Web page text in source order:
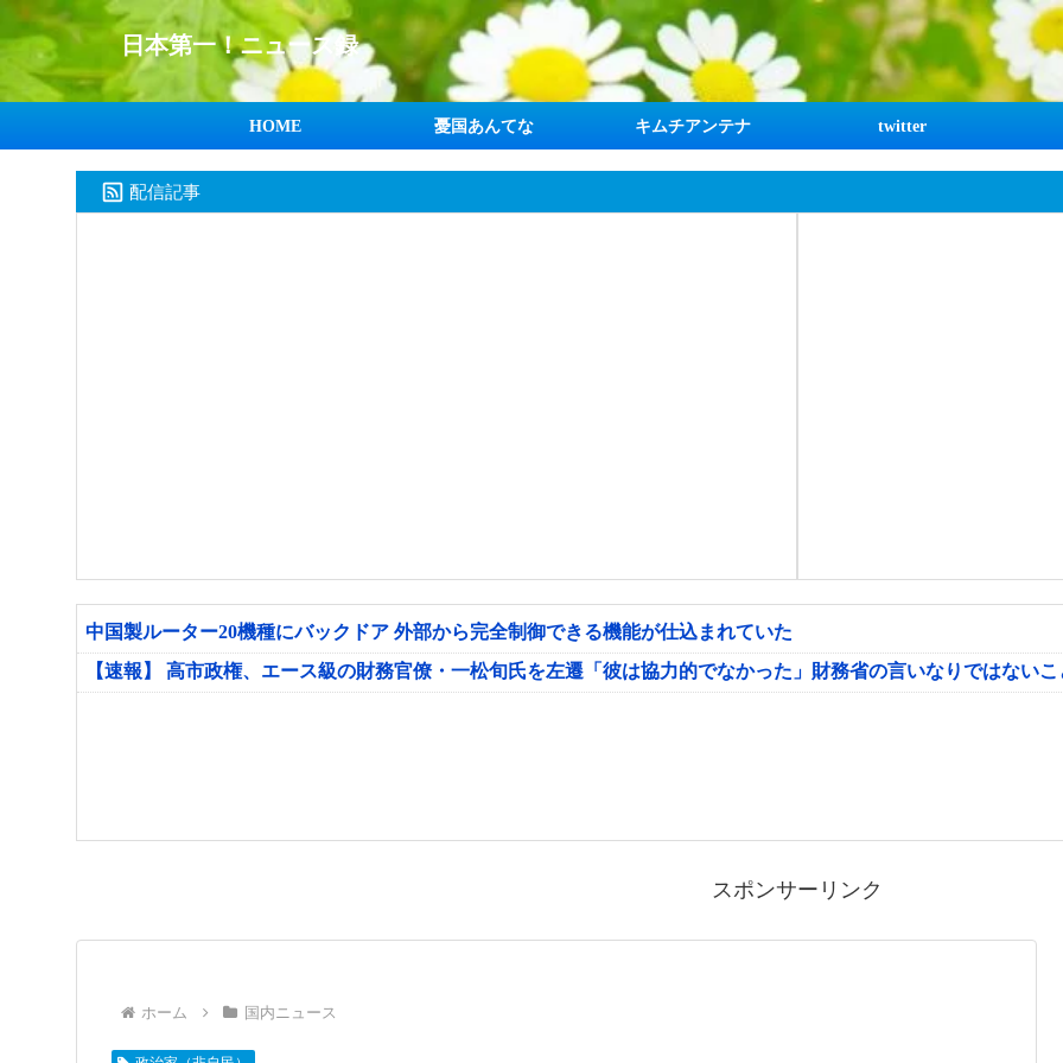
日本第一！ニュース録
HOME 憂国あんてな キムチアンテナ twitter
配信記事
中国製ルーター20機種にバックドア 外部から完全制御できる機能が仕込まれていた
【速報】 高市政権、エース級の財務官僚・一松旬氏を左遷「彼は協力的でなかった」財務省の言いなりではない
スポンサーリンク
ホーム 国内ニュース